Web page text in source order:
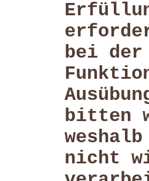
bei der
bitten
nicht